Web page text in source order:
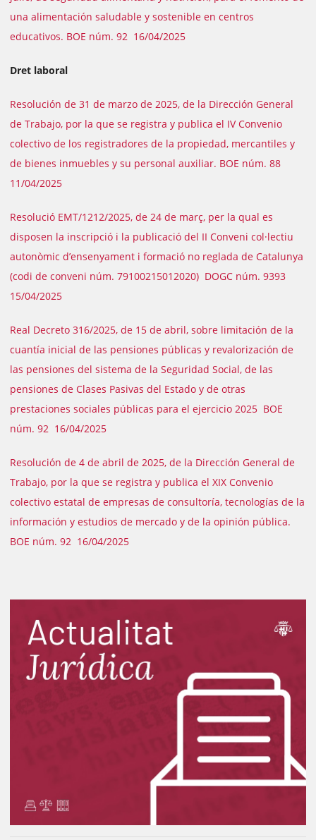
una alimentación saludable y sostenible en centros
educativos. BOE núm. 92 16/04/2025
Dret laboral
Resolución de 31 de marzo de 2025, de la Dirección General
de Trabajo, por la que se registra y publica el IV Convenio
colectivo de los registradores de la propiedad, mercantiles y
de bienes inmuebles y su personal auxiliar. BOE núm. 88
11/04/2025
Resolució EMT/1212/2025, de 24 de març, per la qual es
disposen la inscripció i la publicació del II Conveni col·lectiu
autonòmic d’ensenyament i formació no reglada de Catalunya
(codi de conveni núm. 79100215012020) DOGC núm. 9393
15/04/2025
Real Decreto 316/2025, de 15 de abril, sobre limitación de la
cuantía inicial de las pensiones públicas y revalorización de
las pensiones del sistema de la Seguridad Social, de las
pensiones de Clases Pasivas del Estado y de otras
prestaciones sociales públicas para el ejercicio 2025 BOE
núm. 92 16/04/2025
Resolución de 4 de abril de 2025, de la Dirección General de
Trabajo, por la que se registra y publica el XIX Convenio
colectivo estatal de empresas de consultoría, tecnologías de la
información y estudios de mercado y de la opinión pública.
BOE núm. 92 16/04/2025